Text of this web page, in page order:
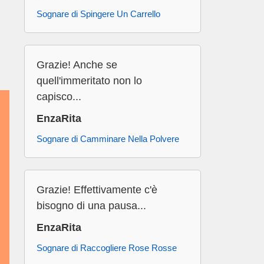
Sognare di Spingere Un Carrello
Grazie! Anche se
quell'immeritato non lo
capisco...
EnzaRita
Sognare di Camminare Nella Polvere
Grazie! Effettivamente c'è
bisogno di una pausa...
EnzaRita
Sognare di Raccogliere Rose Rosse